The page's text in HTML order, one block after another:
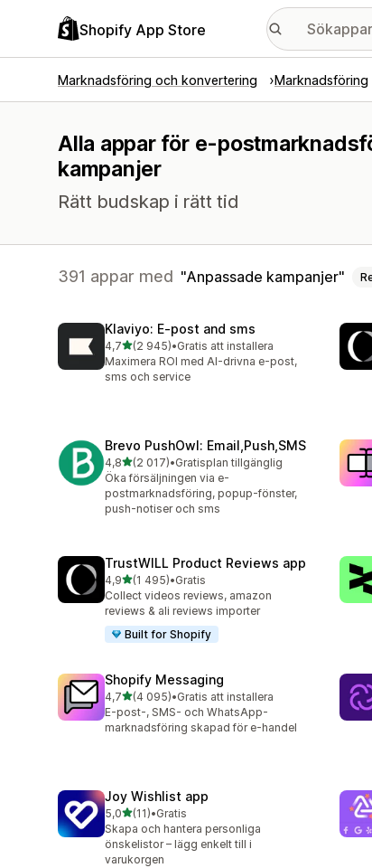
Shopify App Store
Marknadsföring och konvertering Marknadsföring
Alla appar för e-
kampanjer
Rätt budskap i rätt tid
391 appar med Anpassade kampanjer
Klaviyo: E‑post and sms
4,7av 5 stjärnor
(2 945)
2945 recensioner totalt
•Gratis att installera
Maximera ROI med AI-drivna e-post,
sms och service
Brevo PushOwl: Email,Push,SMS
4,8av 5 stjärnor
(2 017)
2017 recensioner totalt
•Gratisplan tillgänglig
Öka försäljningen via e-
postmarknadsföring, popup-fönster,
push-notiser och sms
TrustWILL Product Reviews app
4,9av 5 stjärnor
(1 495)
1495 recensioner totalt
•Gratis
Collect videos reviews, amazon
reviews & ali reviews importer
Built for Shopify
Shopify Messaging
4,7av 5 stjärnor
(4 095)
4095 recensioner totalt
•Gratis att installera
E-post-, SMS- och WhatsApp-
marknadsföring skapad för e-handel
Joy Wishlist app
5,0av 5 stjärnor
(11)
11 recensioner totalt
•Gratis
Skapa och hantera personliga
önskelistor – lägg enkelt till i
varukorgen